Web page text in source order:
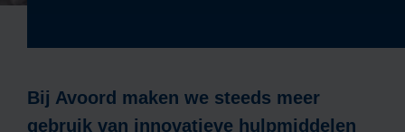
Bij Avoord maken we steeds meer
gebruik van innovatieve hulpmiddelen